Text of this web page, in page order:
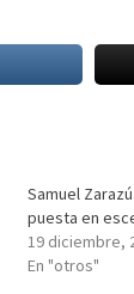
Samuel
puesta en
19 diciembre,
En "otros"